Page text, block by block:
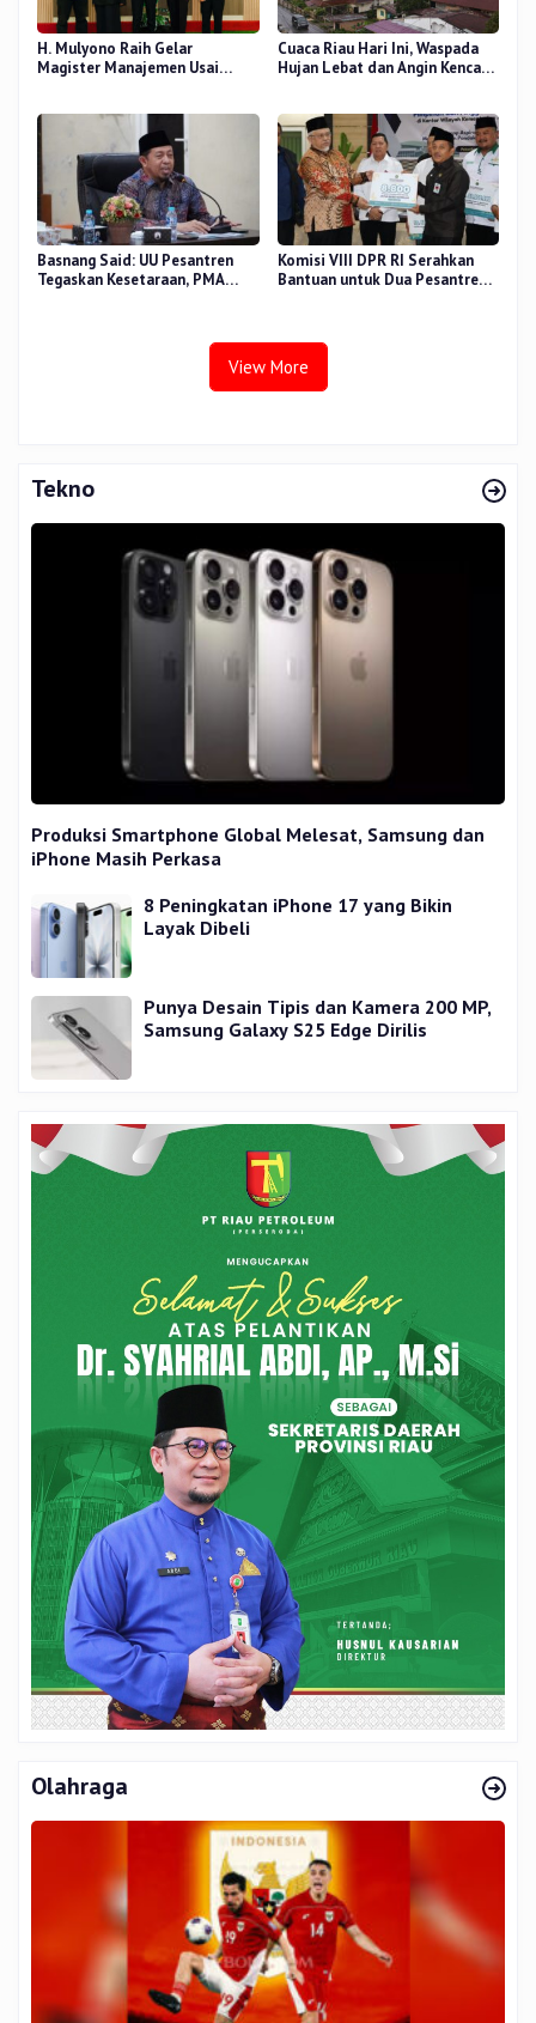
H. Mulyono Raih Gelar
Magister Manajemen Usai
Cuaca Riau Hari Ini, Waspada
Hujan Lebat dan Angin Kencang
Basnang Said: UU Pesantren
Tegaskan Kesetaraan, PMA
Komisi VIII DPR RI Serahkan
Bantuan untuk Dua Pesantren
View More
Tekno
Produksi Smartphone Global Melesat, Samsung dan
iPhone Masih Perkasa
8 Peningkatan iPhone 17 yang Bikin
Layak Dibeli
Punya Desain Tipis dan Kamera 200 MP,
Samsung Galaxy S25 Edge Dirilis
Olahraga